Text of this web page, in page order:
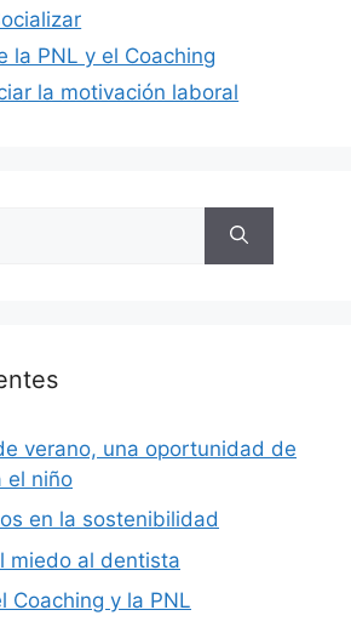
la PNL y el Coaching
la motivación laboral
verano, una oportunidad de
el niño
en la sostenibilidad
miedo al dentista
Coaching y la PNL